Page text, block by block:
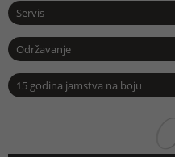
Servis
Održavanje
15 godina jamstva na boju